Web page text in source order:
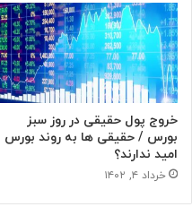
خروج پول حقیقی در روز سبز
بورس / حقیقی ها به روند بورس
امید ندارند؟
خرداد ۴, ۱۴۰۲